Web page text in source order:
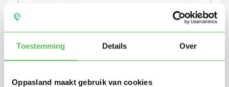
Toestemming Details Over
Oppasland maakt gebruik van cookies